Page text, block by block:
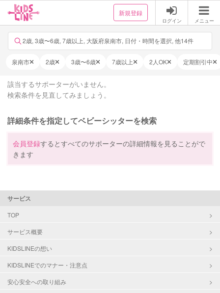
新規登録
ログイン メニュー
2歳, 3歳〜6歳, 7歳以上, 大阪府泉南市, 日付・時間を選択, 他14件
泉南市 2歳 3歳〜6歳 7歳以上 2人OK 定期割引中
該当するサポーターがいません。
検索条件を見直してみましょう。
詳細条件を指定してベビーシッターを検索
会員登録するとすべてのサポーターの詳細情報を見ることがで
きます
サービス
TOP
サービス概要
KIDSLINEの想い
KIDSLINEでのマナー・注意点
安心安全への取り組み